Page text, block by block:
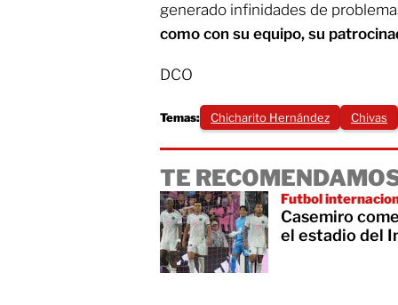
generado infinidades de
como con su equipo, su
DCO
Temas: Chicharito Hernández Chivas
TE
Futbol
Casemiro
el estadio del